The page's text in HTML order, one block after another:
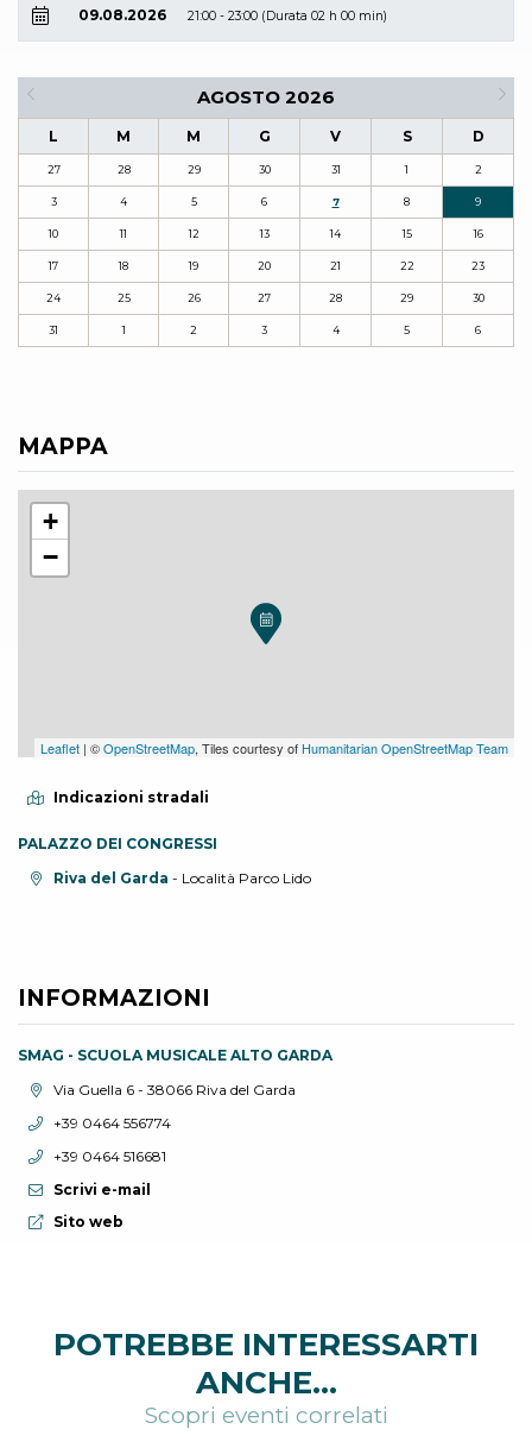
09.08.2026 21:00 - 23:00 (Durata 02 h 00 min)
AGOSTO 2026
L M M G V S D
27 28 29 30 31 1 2
3 4 5 6 7 8 9
10 11 12 13 14 15 16
17 18 19 20 21 22 23
24 25 26 27 28 29 30
31 1 2 3 4 5 6
MAPPA
+
−
Leaflet | ©OpenStreetMap, Tiles courtesy of Humanitarian OpenStreetMap Team
Indicazioni stradali
PALAZZO DEI CONGRESSI
Località:Riva del Garda - Località Parco Lido
INFORMAZIONI
SMAG - SCUOLA MUSICALE ALTO GARDA
Località:Via Guella 6 - 38066 Riva del Garda
Telefono:
+39 0464 556774
Telefono:
+39 0464 516681
Scrivi e-mail
Sito web:
Sito web
POTREBBE INTERESSARTI
ANCHE...
Scopri eventi correlati